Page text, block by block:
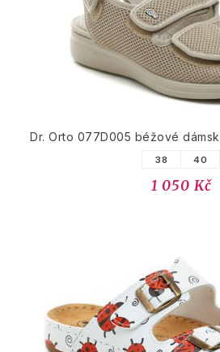
Dr. Orto 077D005 béžové
38 40
1 050 Kč